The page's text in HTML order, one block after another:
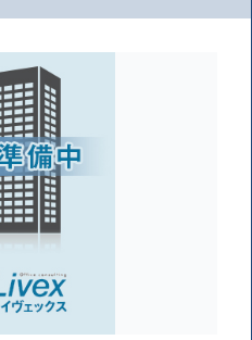
路線・駅
から探す
を絞り込む